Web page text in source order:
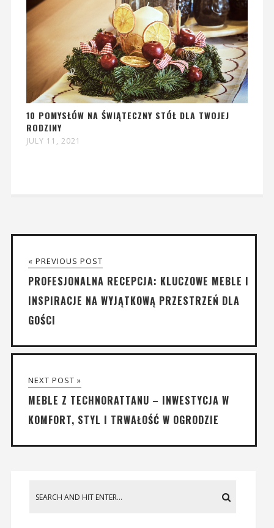
10 POMYSŁÓW NA ŚWIĄTECZNY STÓŁ DLA TWOJEJ
RODZINY
JULY 11, 2021
« PREVIOUS POST
PROFESJONALNA RECEPCJA: KLUCZOWE MEBLE I
INSPIRACJE NA WYJĄTKOWĄ PRZESTRZEŃ DLA
GOŚCI
NEXT POST »
MEBLE Z TECHNORATTANU – INWESTYCJA W
KOMFORT, STYL I TRWAŁOŚĆ W OGRODZIE